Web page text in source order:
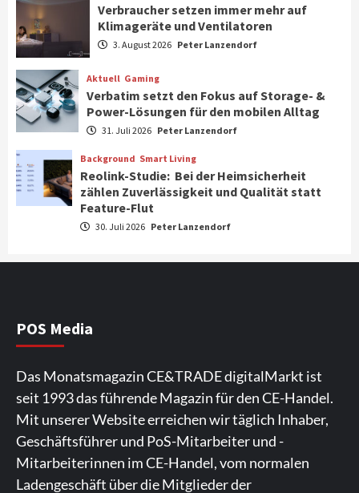
2
Aktuell Personen Wirtschaft
CHERRY baut Vertriebsteam in
strategisch wichtigen Märkten aus
3
Smart Living Top Story
Verbraucher setzen immer mehr auf
Aktuell Gaming
Verbatim setzt den Fokus auf Storage- &
5
statt Feature-Flut
6
Top Story
IFA App 2026 als Download für iPhone und
Android verfügbar
Verbraucher setzen immer mehr auf
Klimageräte und Ventilatoren
3. August 2026 Peter Lanzendorf
Aktuell Gaming
Verbatim setzt den Fokus auf Storage- &
Power-Lösungen für den mobilen Alltag
31. Juli 2026 Peter Lanzendorf
Background Smart Living
Reolink-Studie: Bei der Heimsicherheit
zählen Zuverlässigkeit und Qualität statt
Feature-Flut
30. Juli 2026 Peter Lanzendorf
POS Media
Das Monatsmagazin CE&TRADE digitalMarkt ist
seit 1993 das führende Magazin für den CE-Handel.
Mit unserer Website erreichen wir täglich Inhaber,
Geschäftsführer und PoS-Mitarbeiter und -
Mitarbeiterinnen im CE-Handel, vom normalen
Ladengeschäft über die Mitglieder der